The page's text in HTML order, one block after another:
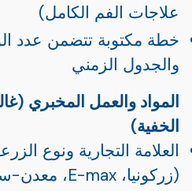
علاجات الفم الكامل)
خطة مكتوبة تتضمن عدد
والجدول الزمني
المواد والعمل المخبري
الخفية)
العلامة التجارية ونوع
(زركونيا، E-max، معدن-سيراميك)